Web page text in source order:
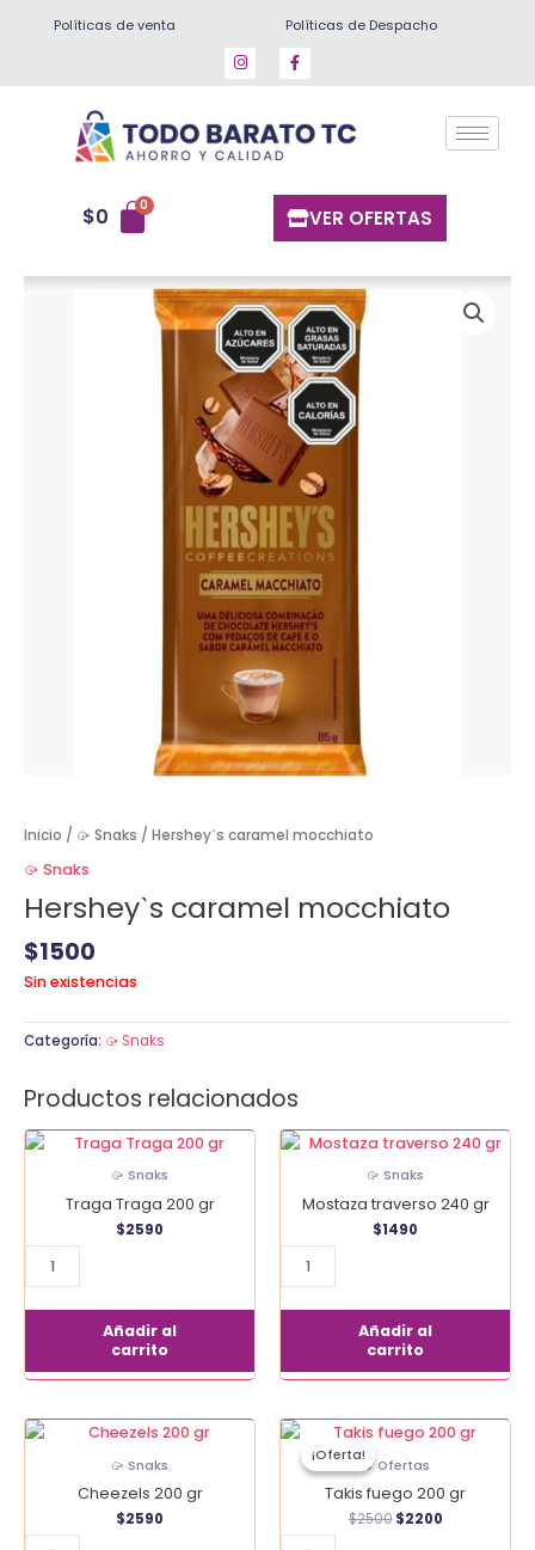
Políticas de venta Políticas de Despacho
$0 VER OFERTAS
Inicio / 🥠 Snaks / Hersheyˋs caramel mocchiato
🥠 Snaks
Hersheyˋs caramel mocchiato
$1500
Sin existencias
Categoría: 🥠 Snaks
Productos relacionados
🥠 Snaks
Traga Traga 200 gr
$2590
Traga
cantidad
Añadir al
carrito
🥠 Snaks
Mostaza traverso 240 gr
$1490
Mostaza
cantidad
Añadir al
carrito
🥠 Snaks
Cheezels 200 gr
$2590
Cheezels
¡Oferta!
¡Oferta!
🔥 Ofertas
Takis fuego 200 gr
$2500
El
precio
original
$2500.
$2200
El
precio
$2200.
Takis
fuego
cantidad